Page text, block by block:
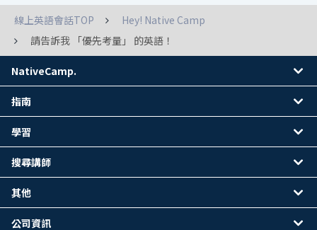
線上英語會話TOP
Hey! Native Camp
請告訴我 「優先考量」 的英語！
NativeCamp.
指南
學習
搜尋講師
其他
公司資訊